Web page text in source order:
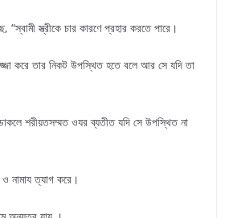
স্ত্রীকে চার কারণে প্রহার করতে পারে।
করে তার নিকট উপস্থিত হতে বলে আর সে যদি তা
শরীয়তসম্মত ওযর ব্যতীত যদি সে উপস্থিত না
ও নামায ত্যাগ করে।